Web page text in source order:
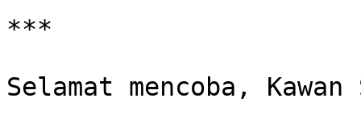
***
Selamat mencoba,